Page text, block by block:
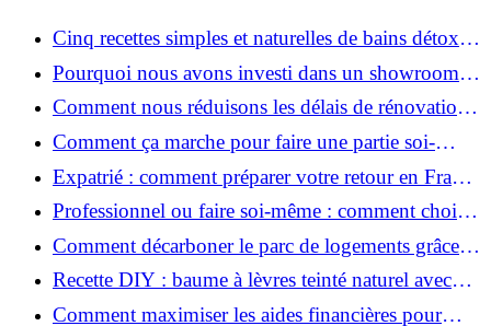
Cinq recettes simples et naturelles de bains détox
maison
Pourquoi nous avons investi dans un showroom-
atelier et ce que cela apporte aux clients
Comment nous réduisons les délais de rénovation à
3 mois au lieu de 6?
Comment ça marche pour faire une partie soi-
même et nous confier le reste ?
Expatrié : comment préparer votre retour en France
et rénover votre bien à distance ?
Professionnel ou faire soi-même : comment choisir
pour votre rénovation ?
Comment décarboner le parc de logements grâce à
la rénovation énergétique ?
Recette DIY : baume à lèvres teinté naturel avec
SPF
Comment maximiser les aides financières pour